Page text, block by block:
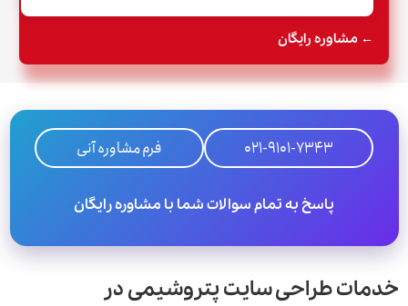
← مشاوره رایگان
021-9101-7343 فرم مشاوره آنی
پاسخ به تمام سوالات شما با مشاوره رایگان
خدمات طراحی سایت پتروشیمی در